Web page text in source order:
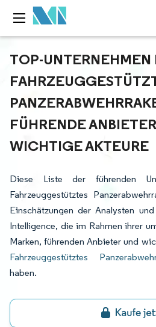
TOP-UNTERNEHMEN
FÜHRENDE
WICHTIGE AKTEURE
Diese Liste der führenden
Fahrzeuggestütztes
Einschätzungen der Analysten
Intelligence, die im Rahmen ihrer
Marken, führenden Anbieter und
Fahrzeuggestütztes
haben.